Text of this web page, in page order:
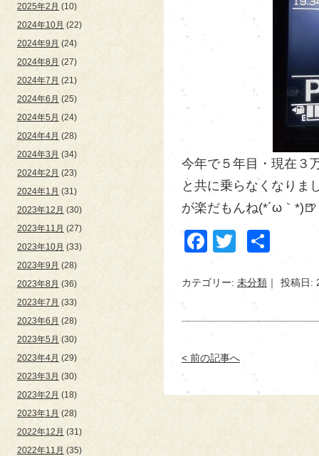
2025年2月 (10)
2024年10月 (22)
2024年9月 (24)
2024年8月 (27)
2024年7月 (21)
2024年6月 (25)
2024年5月 (24)
2024年4月 (28)
2024年3月 (34)
2024年2月 (23)
2024年1月 (31)
2023年12月 (30)
2023年11月 (27)
2023年10月 (33)
2023年9月 (28)
2023年8月 (36)
2023年7月 (33)
2023年6月 (28)
2023年5月 (30)
2023年4月 (29)
2023年3月 (30)
2023年2月 (18)
2023年1月 (28)
2022年12月 (31)
2022年11月 (35)
今年で５年目・現在３
と共に乗らなくなりま
が楽だもんね(*´ω｀*)🍺
Facebook
Twitter
共
カテゴリー: 未分類 投稿日:
< 前の記事へ